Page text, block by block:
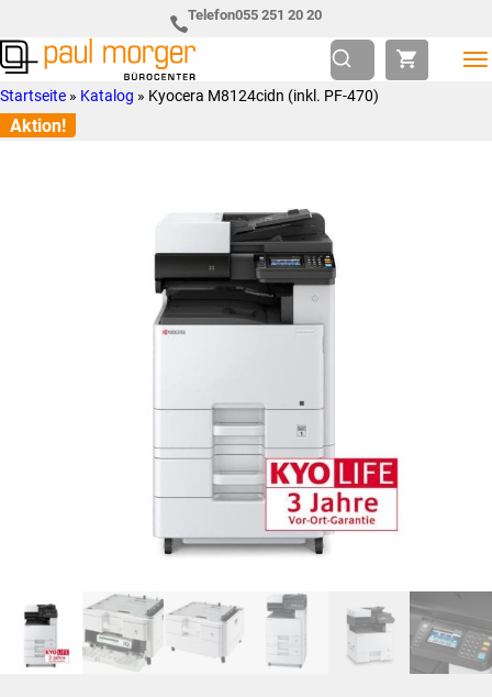
Hauptnavigation
springen
to
main
content
Telefon055 251 20 20
Paul
Morger
so
individuell
Startseite » Katalog » Kyocera M8124cidn (inkl. PF-470)
Aktion!